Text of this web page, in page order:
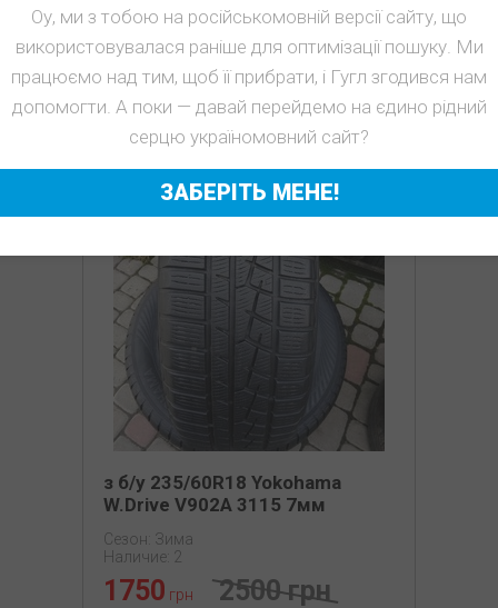
КУПИТЬ
30%
з б/у 235/60R18 Yokohama
W.Drive V902A 3115 7мм
Сезон: Зима
Наличие: 2
1750 грн 2500 грн
Оу, ми з тобою на російськомовній версії сайту, що
використовувалася раніше для оптимізації пошуку. Ми
працюємо над тим, щоб її прибрати, і Гугл згодився нам
допомогти. А поки — давай перейдемо на єдино рідний
серцю україномовний сайт?
ЗАБЕРІТЬ МЕНЕ!